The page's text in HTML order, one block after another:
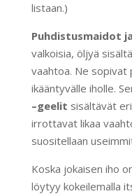
listaan.)
Puhdistusmaidot
valkoisia, öljyä
vaahtoa. Ne sopivat
ikääntyvälle iholle.
–geelit sisältävät
irrottavat likaa
suositellaan
Koska jokaisen iho
löytyy kokeilemalla